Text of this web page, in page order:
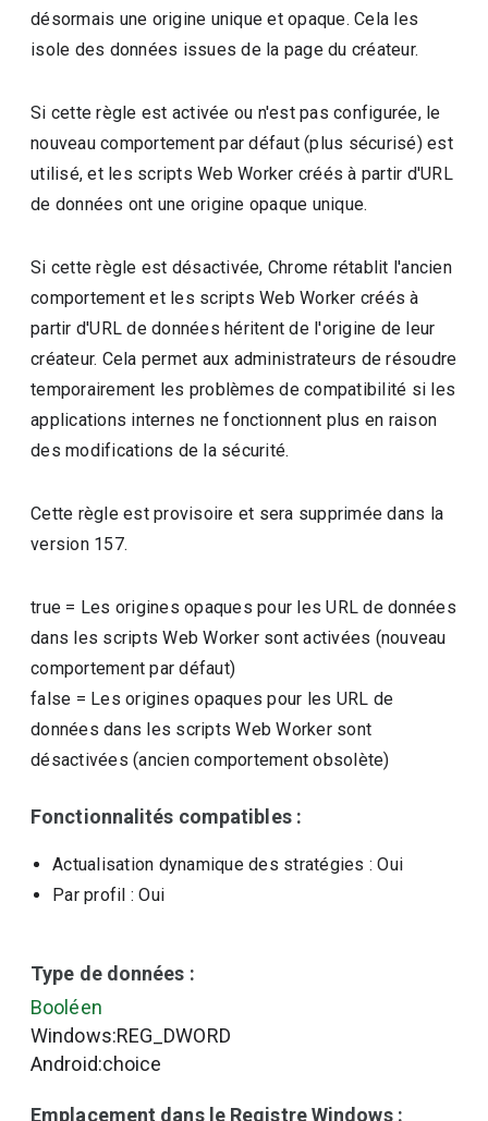
désormais une origine unique et opaque. Cela les
isole des données issues de la page du créateur.
Si cette règle est activée ou n'est pas configurée, le
nouveau comportement par défaut (plus sécurisé) est
utilisé, et les scripts Web Worker créés à partir d'URL
de données ont une origine opaque unique.
Si cette règle est désactivée, Chrome rétablit l'ancien
comportement et les scripts Web Worker créés à
partir d'URL de données héritent de l'origine de leur
créateur. Cela permet aux administrateurs de résoudre
temporairement les problèmes de compatibilité si les
applications internes ne fonctionnent plus en raison
des modifications de la sécurité.
Cette règle est provisoire et sera supprimée dans la
version 157.
true = Les origines opaques pour les URL de données
dans les scripts Web Worker sont activées (nouveau
comportement par défaut)
false = Les origines opaques pour les URL de
données dans les scripts Web Worker sont
désactivées (ancien comportement obsolète)
Fonctionnalités compatibles :
Actualisation dynamique des stratégies : Oui
Par profil : Oui
Type de données :
Booléen
Windows:REG_DWORD
Android:choice
Emplacement dans le Registre Windows :